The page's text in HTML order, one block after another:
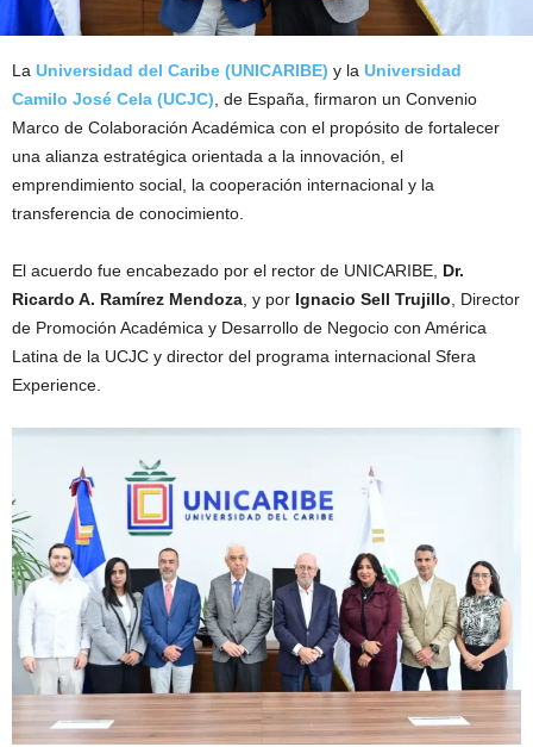
La Universidad del Caribe (UNICARIBE) y la Universidad
Camilo José Cela (UCJC), de España, firmaron un Convenio
Marco de Colaboración Académica con el propósito de fortalecer
una alianza estratégica orientada a la innovación, el
emprendimiento social, la cooperación internacional y la
transferencia de conocimiento.
El acuerdo fue encabezado por el rector de UNICARIBE, Dr.
Ricardo A. Ramírez Mendoza, y por Ignacio Sell Trujillo, Director
de Promoción Académica y Desarrollo de Negocio con América
Latina de la UCJC y director del programa internacional Sfera
Experience.